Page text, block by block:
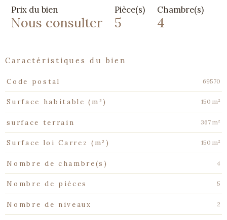
Prix du bien
Nous consulter
Pièce(s)
5
Chambre(s)
4
caractéristiques du bien
Caractéristiques Valeurs
Code postal 69570
Surface habitable (m²) 150 m²
surface terrain 367 m²
Surface loi Carrez (m²) 150 m²
Nombre de chambre(s) 4
Nombre de pièces 5
Nombre de niveaux 2